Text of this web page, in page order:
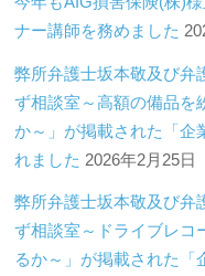
ナー講師を務めました
弊所弁護士坂本敬及び弁
ず相談室～高額の備品を
か～」が掲載された「企
れました 2026年2月25日
弊所弁護士坂本敬及び弁
ず相談室～ドライブレコ
るか～」が掲載された「